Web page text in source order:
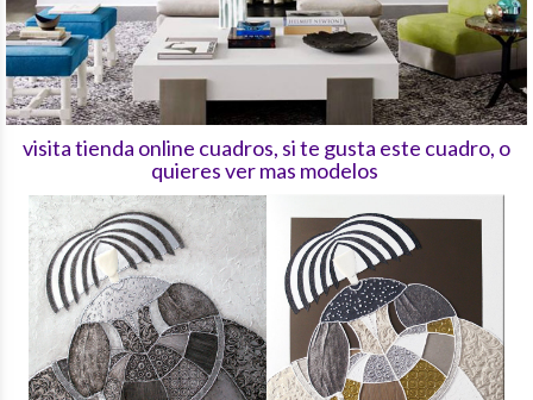
visita tienda online cuadros, si te gusta este cuadro, o
quieres ver mas modelos